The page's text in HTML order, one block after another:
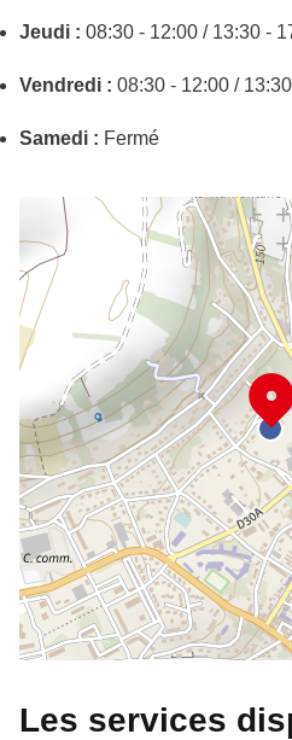
Jeudi : 08:30 - 12:00 / 13:30 -
Vendredi : 08:30 - 12:00 /
Samedi : Fermé
Les services